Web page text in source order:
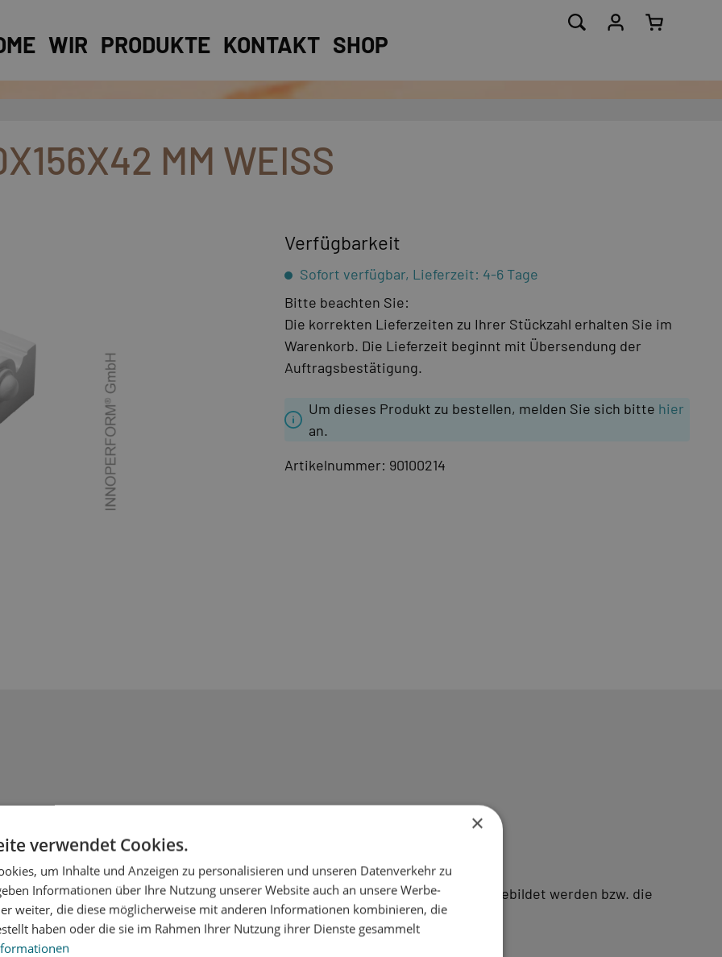
WIR PRODUKTE KONTAKT SHOP
MM WEISS
Verfügbarkeit
Sofort verfügbar, Lieferzeit: 4-6 Tage
Bitte beachten Sie:
Die korrekten Lieferzeiten zu Ihrer Stückzahl erhalten Sie im
Warenkorb. Die Lieferzeit beginnt mit Übersendung der
Auftragsbestätigung.
Um dieses Produkt zu bestellen, melden Sie sich bitte hier
an.
Artikelnummer: 90100214
Kunststofffenster können historische Fassadenansichten stilgerecht nachgebildet werden bzw. die
×
verwendet Cookies.
um Inhalte und Anzeigen zu personalisieren und unseren Datenverkehr zu
Informationen über Ihre Nutzung unserer Website auch an unsere Werbe-
weiter, die diese möglicherweise mit anderen Informationen kombinieren, die
haben oder die sie im Rahmen Ihrer Nutzung ihrer Dienste gesammelt